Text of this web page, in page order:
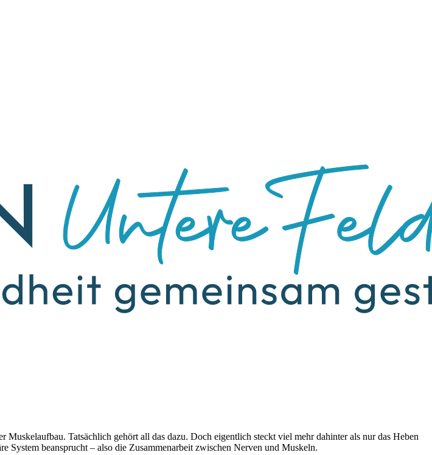
Tatsächlich gehört all das dazu. Doch eigentlich steckt viel mehr dahinter als nur das Heben
System beansprucht – also die Zusammenarbeit zwischen Nerven und Muskeln.